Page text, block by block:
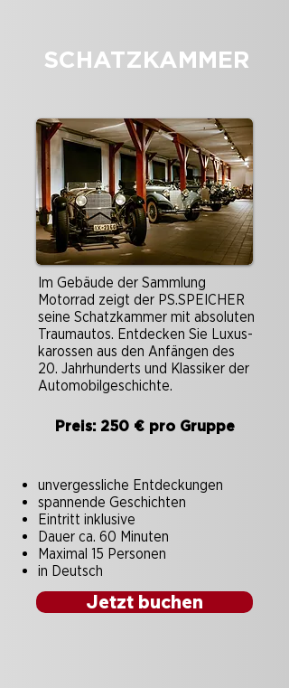
SCHATZKAMMER
Im Gebäude der Sammlung
Motorrad zeigt der PS.SPEICHER
seine Schatzkammer mit absoluten
Traumautos. Entdecken Sie Luxus-
karossen aus den Anfängen des
20. Jahrhunderts und Klassiker der
Automobilgeschichte.
Preis: 250 € pro Gruppe
unvergessliche Entdeckungen
spannende Geschichten
Eintritt inklusive
Dauer ca. 60 Minuten
Maximal 15 Personen
in Deutsch
Jetzt buchen